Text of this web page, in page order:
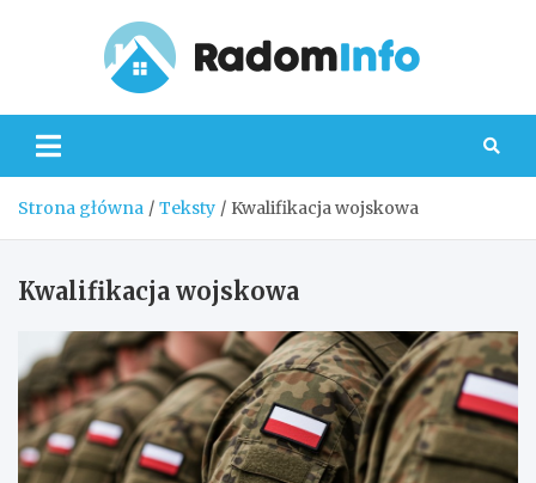
Strona główna Teksty Kwalifikacja wojskowa
Kwalifikacja wojskowa